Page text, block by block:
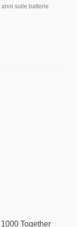
sulle batterie
Together